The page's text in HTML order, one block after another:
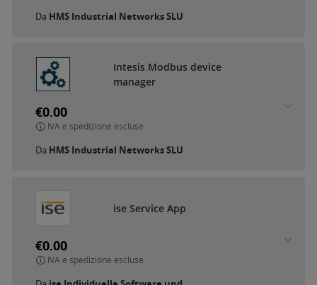
Da HMS Industrial Networks SLU
Intesis Modbus device
manager
€0.00
IVA e spedizione escluse
Da HMS Industrial Networks SLU
ise Service App
€0.00
IVA e spedizione escluse